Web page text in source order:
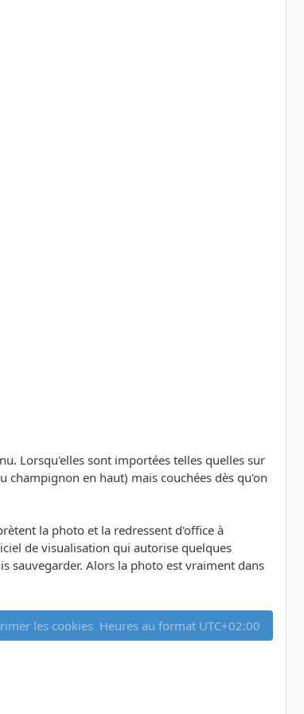
Lorsqu'elles sont importées telles quelles sur
champignon en haut) mais couchées dès qu'on
la photo et la redressent d'office à
de visualisation qui autorise quelques
sauvegarder. Alors la photo est vraiment dans
les cookies Heures au format UTC+02:00